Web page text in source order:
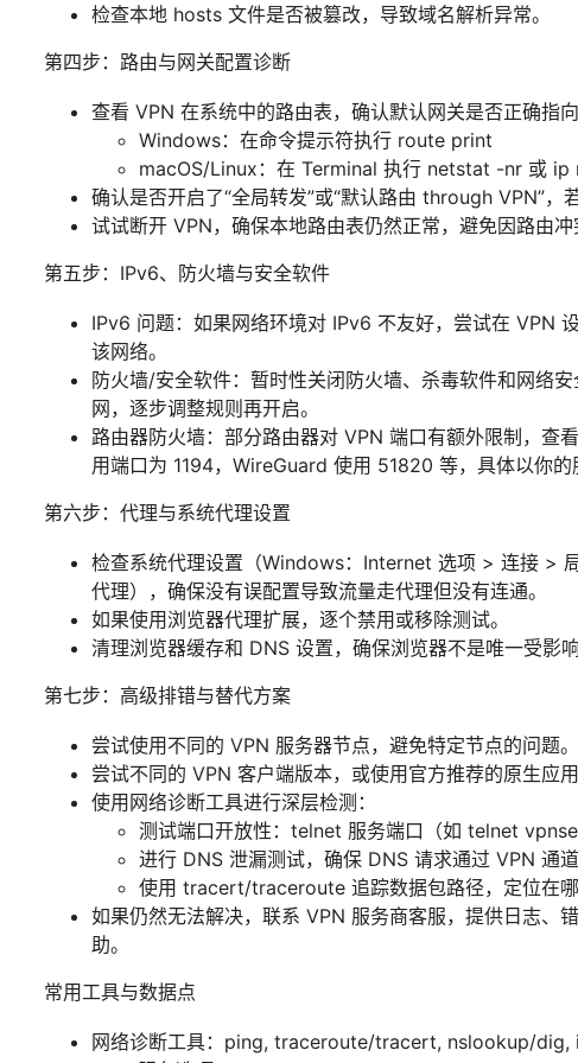
检查本地 hosts 文件是否被篡改，导致域名解析异常。
第四步：路由与网关配置诊断
查看 VPN 在系统中的路由表，确认默认网关是否正确指
Windows：在命令提示符执行 route print
macOS/Linux：在 Terminal 执行 netstat -nr 或 ip
确认是否开启了“全局转发”或“默认路由 through VPN”，
试试断开 VPN，确保本地路由表仍然正常，避免因路由冲
第五步：IPv6、防火墙与安全软件
IPv6 问题：如果网络环境对 IPv6 不友好，尝试在 VPN
该网络。
防火墙/安全软件：暂时性关闭防火墙、杀毒软件和网络
网，逐步调整规则再开启。
路由器防火墙：部分路由器对 VPN 端口有额外限制，查
用端口为 1194，WireGuard 使用 51820 等，具体以你的
第六步：代理与系统代理设置
检查系统代理设置（Windows：Internet 选项 > 连接 >
代理），确保没有误配置导致流量走代理但没有连通。
如果使用浏览器代理扩展，逐个禁用或移除测试。
清理浏览器缓存和 DNS 设置，确保浏览器不是唯一受影响
第七步：高级排错与替代方案
尝试使用不同的 VPN 服务器节点，避免特定节点的问题。
尝试不同的 VPN 客户端版本，或使用官方推荐的原生应用
使用网络诊断工具进行深层检测：
测试端口开放性：telnet 服务端口（如 telnet
进行 DNS 泄漏测试，确保 DNS 请求通过 VPN 通道
使用 tracert/traceroute 追踪数据包路径，定位在哪
如果仍然无法解决，联系 VPN 服务商客服，提供日志、
助。
常用工具与数据点
网络诊断工具：ping, traceroute/tracert, nslookup/